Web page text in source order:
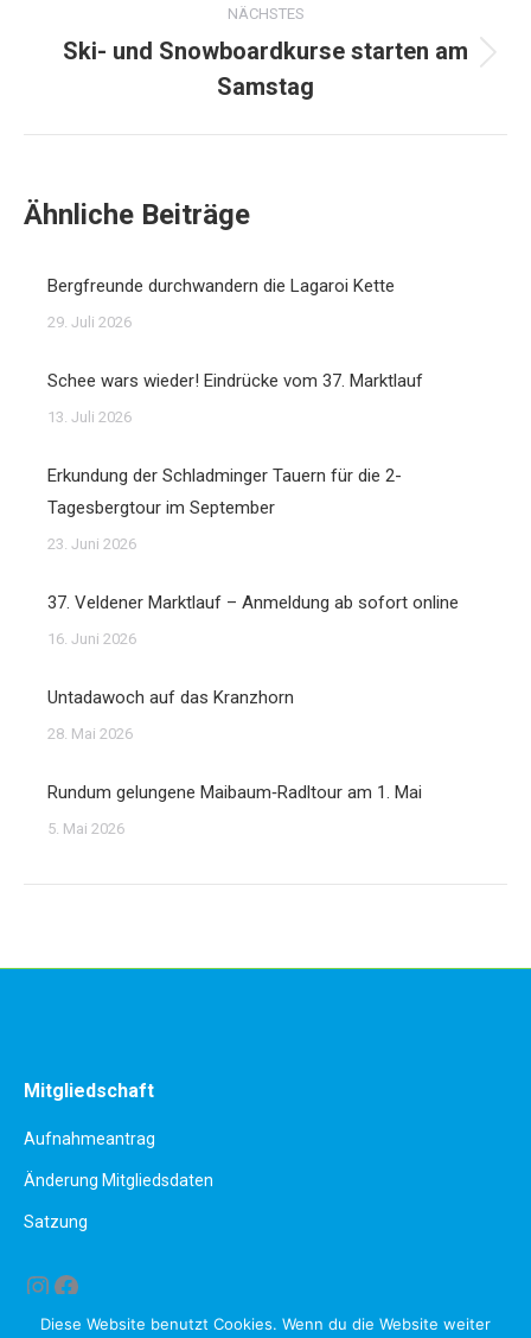
NÄCHSTES
Nächster
Beitrag:
Ski- und Snowboardkurse starten am
Samstag
Ähnliche Beiträge
Bergfreunde durchwandern die Lagaroi Kette
29. Juli 2026
Schee wars wieder! Eindrücke vom 37. Marktlauf
13. Juli 2026
Erkundung der Schladminger Tauern für die 2-
Tagesbergtour im September
23. Juni 2026
37. Veldener Marktlauf – Anmeldung ab sofort online
16. Juni 2026
Untadawoch auf das Kranzhorn
28. Mai 2026
Rundum gelungene Maibaum‑Radltour am 1. Mai
5. Mai 2026
Mitgliedschaft
Aufnahmeantrag
Änderung Mitgliedsdaten
Satzung
Instagram
Facebook
Diese Website benutzt Cookies. Wenn du die Website weiter